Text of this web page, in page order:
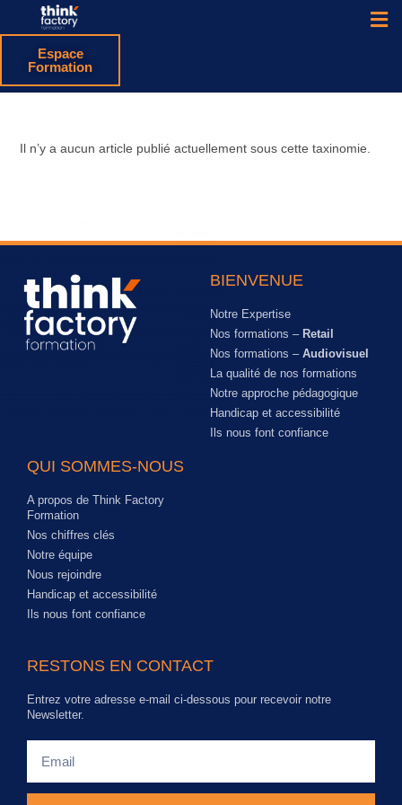
Espace
Formation
Il n’y a aucun article publié actuellement sous cette taxinomie.
BIENVENUE
Notre Expertise
Nos formations – Retail
Nos formations – Audiovisuel
La qualité de nos formations
Notre approche pédagogique
Handicap et accessibilité
Ils nous font confiance
QUI SOMMES-NOUS
A propos de Think Factory
Formation
Nos chiffres clés
Notre équipe
Nous rejoindre
Handicap et accessibilité
Ils nous font confiance
RESTONS EN CONTACT
Entrez votre adresse e-mail ci-dessous pour recevoir notre
Newsletter.